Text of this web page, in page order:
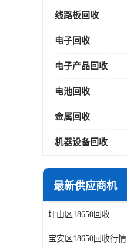
线路板回收
电子回收
电子产品回收
电池回收
金属回收
机器设备回收
最新供应商机
坪山区18650回收
宝安区18650回收行情